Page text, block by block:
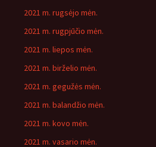
2021 m. rugsėjo mėn.
2021 m. rugpjūčio mėn.
2021 m. liepos mėn.
2021 m. birželio mėn.
2021 m. gegužės mėn.
2021 m. balandžio mėn.
2021 m. kovo mėn.
2021 m. vasario mėn.